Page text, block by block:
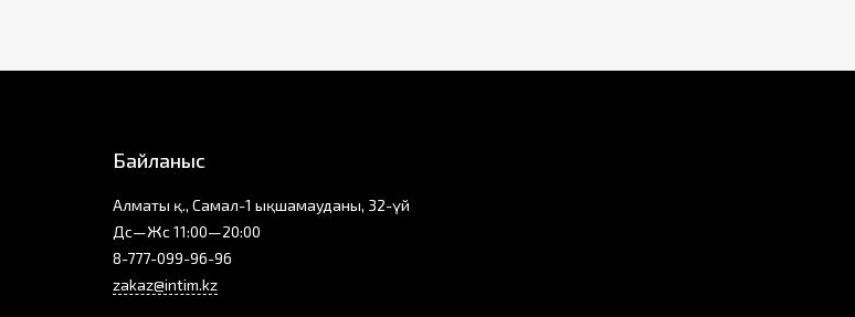
Байланыс
Алматы қ., Самал-1 ықшамауданы, 32-үй
Дс—Жс 11:00—20:00
8-777-099-96-96
zakaz@intim.kz